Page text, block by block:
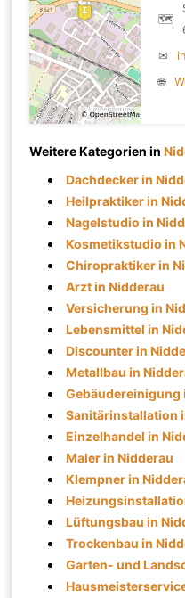
🗺
✉
🌐
Weitere Kategorien in
Dachdecker in
Heilpraktiker in
Nagelstudio in
Kosmetikstudio in
Chiropraktiker in
Arzt in Nidderau
Versicherung in
Lebensmittel in
Discounter in
Metallbau in
Gebäudereinigung
Sanitärinstallation
Einzelhandel in
Maler in Nidderau
Klempner in
Lüftungsbau in
Trockenbau in
Garten- und